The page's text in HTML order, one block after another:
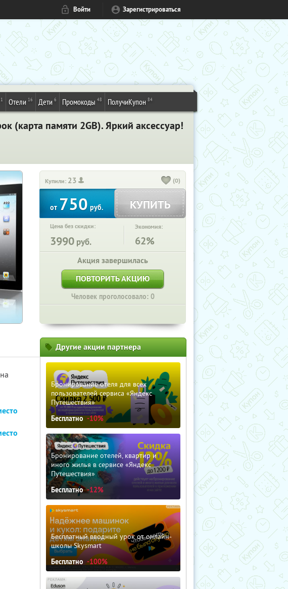
Войти Зарегистрироваться
1 Отели 16 Дети 6 Промокоды 48 ПолучиКупон 84
(карта памяти 2GB). Яркий аксессуар!
Купили: 23 (0)
от750руб. КУПИТЬ
Цена без скидки:
3990 руб.
Экономия:
62%
Акция завершилась
ПОВТОРИТЬ АКЦИЮ
Человек проголосовало: 0
Другие акции партнера
Бронирование отеля для всех
пользователей сервиса «Яндекс
Путешествия»
Бесплатно -10%
Бронирование отелей, квартир и
иного жилья в сервисе «Яндекс
Путешествия»
Бесплатно -12%
Бесплатный вводный урок от онлайн-
школы Skysmart
Бесплатно -100%